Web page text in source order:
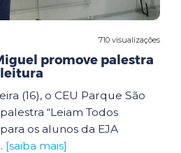
710 visualizações
promove palestra
(16), o CEU Parque São
“Leiam Todos
os alunos da EJA
[saiba mais]